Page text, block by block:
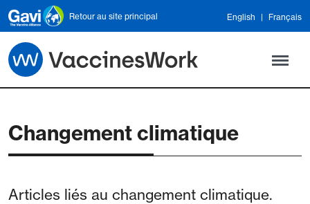
Skip to main content
Retour au site principal English Français
Changement climatique
Articles liés au changement climatique.